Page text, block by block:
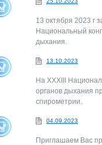
13 октября 2023 г
Национальный
дыхания.
13.10.2023
На XXXIII
органов дыхания
спирометрии.
04.09.2023
Приглашаем Вас